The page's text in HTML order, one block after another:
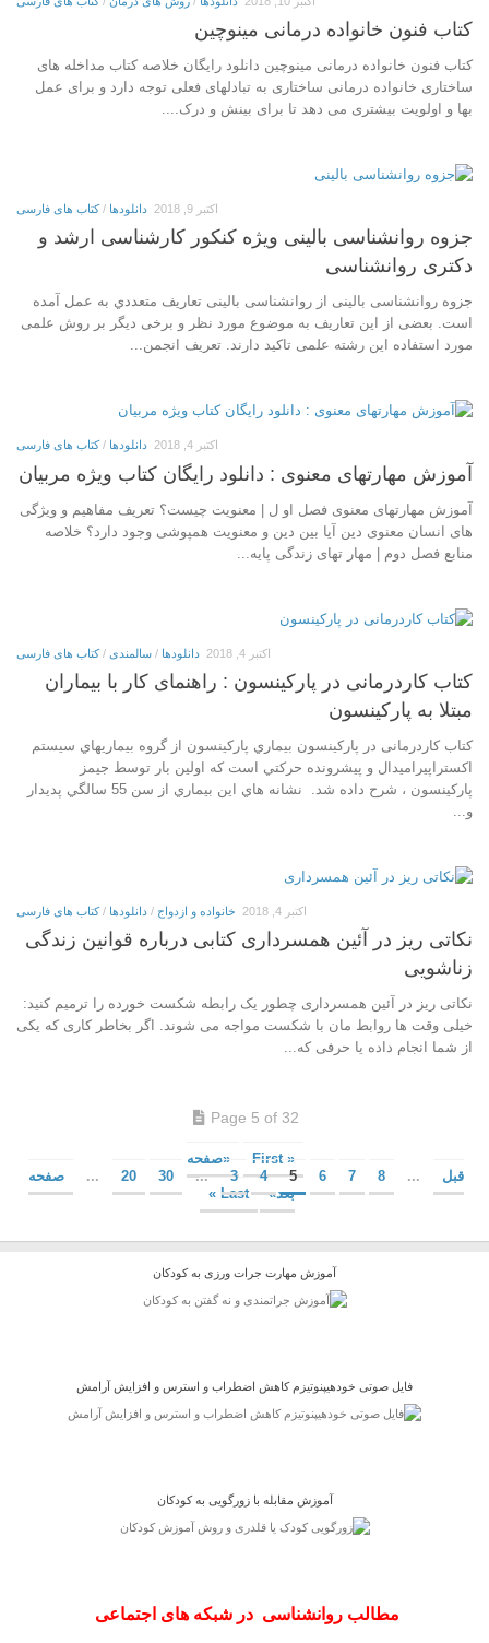
کتاب فنون خانواده درمانی مینوچین
کتاب فنون خانواده درمانی مینوچین دانلود رایگان خلاصه کتاب مداخله های
ساختاری خانواده درمانی ساختاری به تبادلهای فعلی توجه دارد و برای عمل
بها و اولویت بیشتری می دهد تا برای بینش و درک....
دانلودها /کتاب های فارسی اکتبر 9, 2018
جزوه روانشناسی بالینی ویژه کنکور کارشناسی ارشد و
دکتری روانشناسی
جزوه روانشناسی بالینی از روانشناسی بالینی تعاریف متعددي به عمل آمده
است. بعضی از این تعاریف به موضوع مورد نظر و برخی دیگر بر روش علمی
مورد استفاده این رشته علمی تاکید دارند. تعریف انجمن...
دانلودها /کتاب های فارسی اکتبر 4, 2018
آموزش مهارتهای معنوی : دانلود رایگان کتاب ویژه مربیان
آموزش مهارتهای معنوی فصل او ل | معنویت چیست؟ تعریف مفاهیم و ویژگی
های انسان معنوی دین آیا بین دین و معنویت همپوشی وجود دارد؟ خلاصه
منابع فصل دوم | مهار تهای زندگی پایه...
دانلودها / سالمندی /کتاب های فارسی اکتبر 4, 2018
کتاب کاردرمانی در پارکینسون : راهنمای کار با بیماران
مبتلا به پارکینسون
کتاب کاردرمانی در پارکینسون بيماري پاركينسون از گروه بيماريهاي سيستم
اكستراپيراميدال و پيشرونده حركتي است كه اولين بار توسط جيمز
پاركينسون ، شرح داده شد. نشانه هاي اين بيماري از سن 55 سالگي پديدار
و...
خانواده و ازدواج / دانلودها /کتاب های فارسی اکتبر 4, 2018
نکاتی ریز در آئین ھمسرداری کتابی درباره قوانین زندگی
زناشویی
نکاتی ریز در آئین ھمسرداری چطور یک رابطه شکست خورده را ترمیم کنید:
خیلی وقت ھا روابط مان با شکست مواجه می شوند. اگر بخاطر کاری که یکی
از شما انجام داده یا حرفی که...
Page 5 of 32
« First
«صفحه
قبل
...
3 4 5 6 7 8
...
20 30
...
صفحه
بعد»
Last »
آموزش مقابله با زورگویی به کودکان
فایل صوتی خودهیپنوتیزم کاهش اضطراب و استرس و افزایش آرامش
آموزش مهارت جرات ورزی به کودکان
مطالب روانشناسی در شبکه های اجتماعی